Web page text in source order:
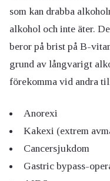
som kan drabba
alkohol och inte äter.
beror på brist på B-
grund av långvarigt
förekomma vid andra
Anorexi
Kakexi (extrem
Cancersjukdom
Gastric bypass-